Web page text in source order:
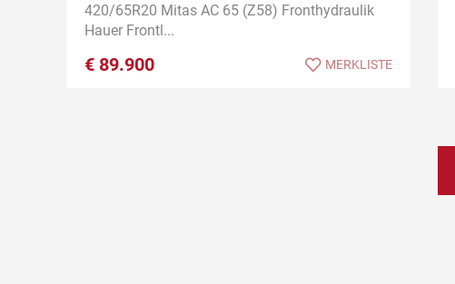
420/65R20 Mitas AC 65 (Z58) Fronthydraulik
Hauer Frontl...
€ 89.900 MERKLISTE